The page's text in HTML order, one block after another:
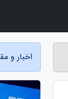
اخبار و